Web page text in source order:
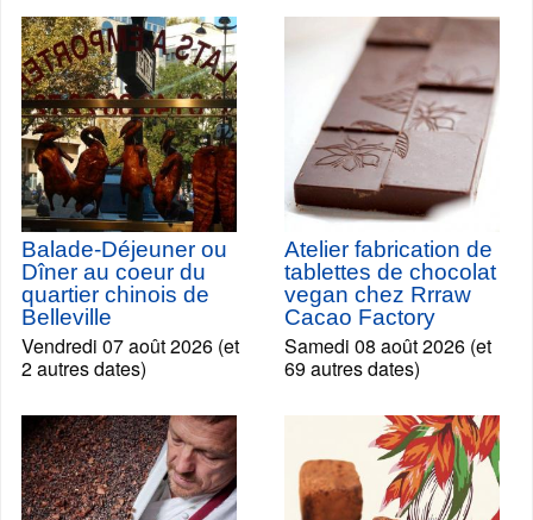
Balade-Déjeuner ou
Dîner au coeur du
quartier chinois de
Belleville
Vendredi 07 août 2026 (et
2 autres dates)
Atelier fabrication de
tablettes de chocolat
vegan chez Rrraw
Cacao Factory
Samedi 08 août 2026 (et
69 autres dates)